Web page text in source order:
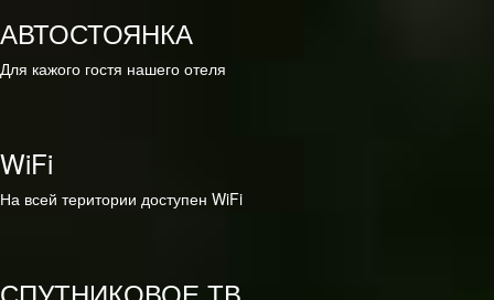
АВТОСТОЯНКА
Для кажого гостя нашего отеля
WiFi
На всей територии доступен WiFi